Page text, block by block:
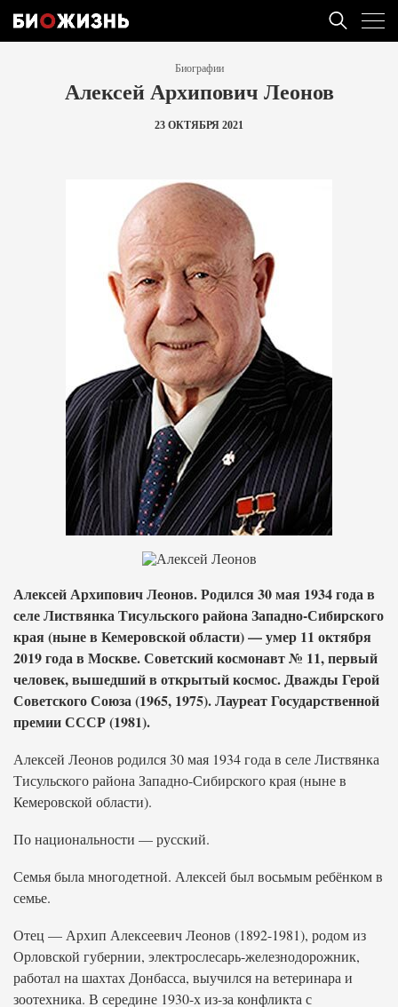
Биографии
Алексей Архипович Леонов
23 ОКТЯБРЯ 2021
Алексей Архипович Леонов. Родился 30 мая 1934 года в
селе Листвянка Тисульского района Западно-Сибирского
края (ныне в Кемеровской области) — умер 11 октября
2019 года в Москве. Советский космонавт № 11, первый
человек, вышедший в открытый космос. Дважды Герой
Советского Союза (1965, 1975). Лауреат Государственной
премии СССР (1981).
Алексей Леонов родился 30 мая 1934 года в селе Листвянка
Тисульского района Западно-Сибирского края (ныне в
Кемеровской области).
По национальности — русский.
Семья была многодетной. Алексей был восьмым ребёнком в
семье.
Отец — Архип Алексеевич Леонов (1892-1981), родом из
Орловской губернии, электрослесарь-железнодорожник,
работал на шахтах Донбасса, выучился на ветеринара и
зоотехника. В середине 1930-х из-за конфликта с